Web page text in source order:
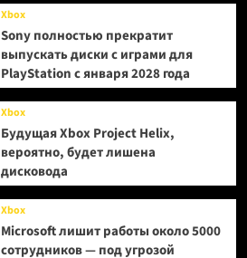
Xbox
Sony полностью прекратит
выпускать диски с играми для
PlayStation с января 2028 года
Xbox
Будущая Xbox Project Helix,
вероятно, будет лишена
дисковода
Xbox
Microsoft лишит работы около 5000
сотрудников — под угрозой